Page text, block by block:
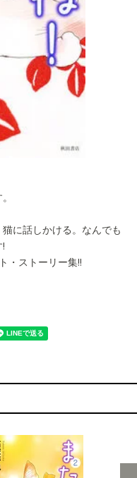
に話しかける。なんでも
・ストーリー集!!